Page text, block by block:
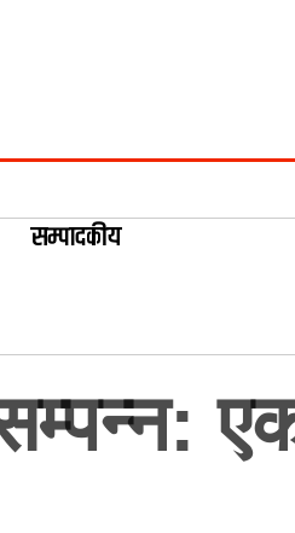
सम्पादकीय